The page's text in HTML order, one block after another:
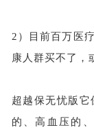
2）目前百万医
康人群买不了，
超越保无忧版它
的、高血压的